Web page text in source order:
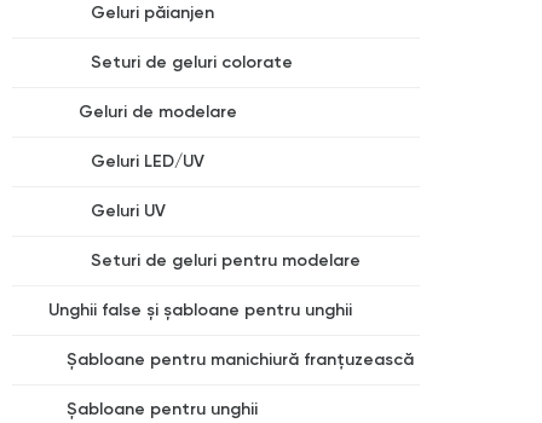
Geluri păianjen
Seturi de geluri colorate
Geluri de modelare
Geluri LED/UV
Geluri UV
Seturi de geluri pentru modelare
Unghii false și șabloane pentru unghii
Șabloane pentru manichiură franțuzească
Șabloane pentru unghii